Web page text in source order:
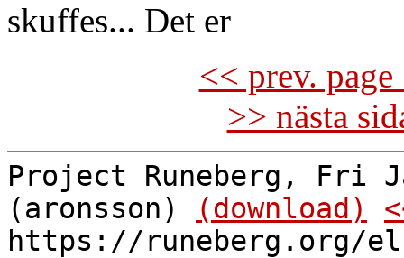
skuffes... Det er
<< prev.
>> nästa
Project Runeberg, Fri
(aronsson)
(download)
https://runeberg.org/